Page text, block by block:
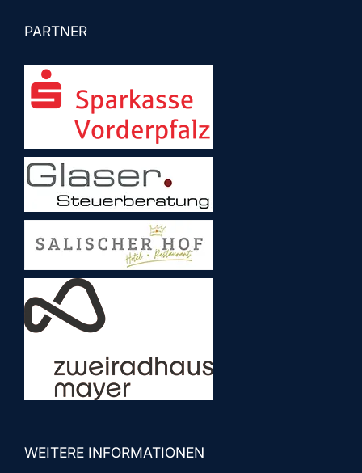
PARTNER
WEITERE INFORMATIONEN